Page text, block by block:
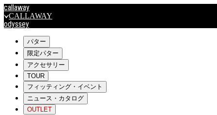
callaway
CALLAWAY
odyssey
travismathew
outlet
OUTLET
キャロウェイアパレルはこちら>>>
パター
限定パター
アクセサリー
TOUR
フィッティング・イベント
ニュース・カタログ
OUTLET